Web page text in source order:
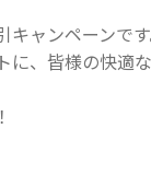
ャンペーンです
に、皆様の快適